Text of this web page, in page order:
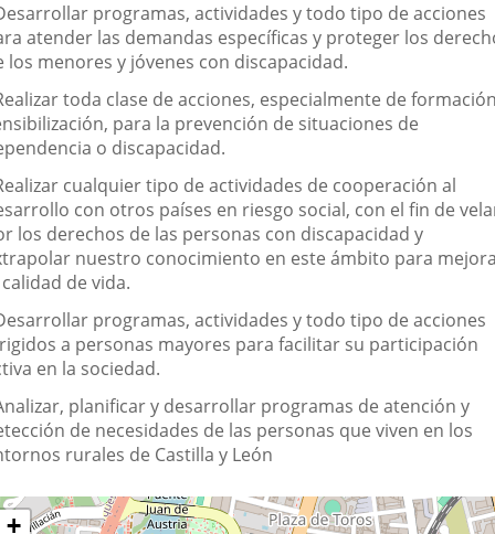
programas, actividades y todo tipo de acciones
atender las demandas específicas y proteger los
los menores y jóvenes con discapacidad.
toda clase de acciones, especialmente de
para la prevención de situaciones de
o discapacidad.
cualquier tipo de actividades de cooperación al
con otros países en riesgo social, con el fin de
los derechos de las personas con discapacidad y
nuestro conocimiento en este ámbito para
de vida.
programas, actividades y todo tipo de acciones
a personas mayores para facilitar su participación
en la sociedad.
planificar y desarrollar programas de atención y
de necesidades de las personas que viven en los
rurales de Castilla y León
+